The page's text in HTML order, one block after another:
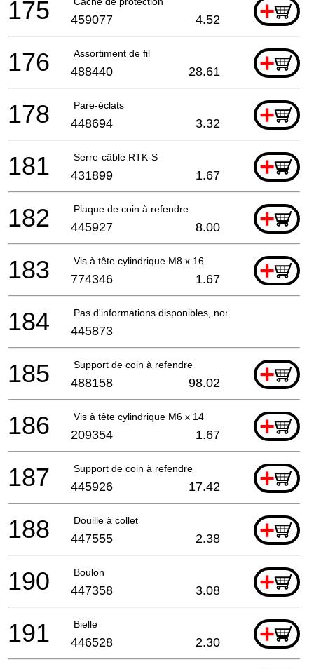
+
175 459077 4.52
Assortiment de fil +
176 488440 28.61
Pare-éclats +
178 448694 3.32
Serre-câble RTK-S +
181 431899 1.67
Plaque de coin à refendre +
182 445927 8.00
Vis à tête cylindrique M8 x 16 +
183 774346 1.67
Pas d'informations disponibles, non commandable
184 445873
Support de coin à refendre +
185 488158 98.02
Vis à tête cylindrique M6 x 14 +
186 209354 1.67
Support de coin à refendre +
187 445926 17.42
Douille à collet +
188 447555 2.38
Boulon +
190 447358 3.08
Bielle +
191 446528 2.30